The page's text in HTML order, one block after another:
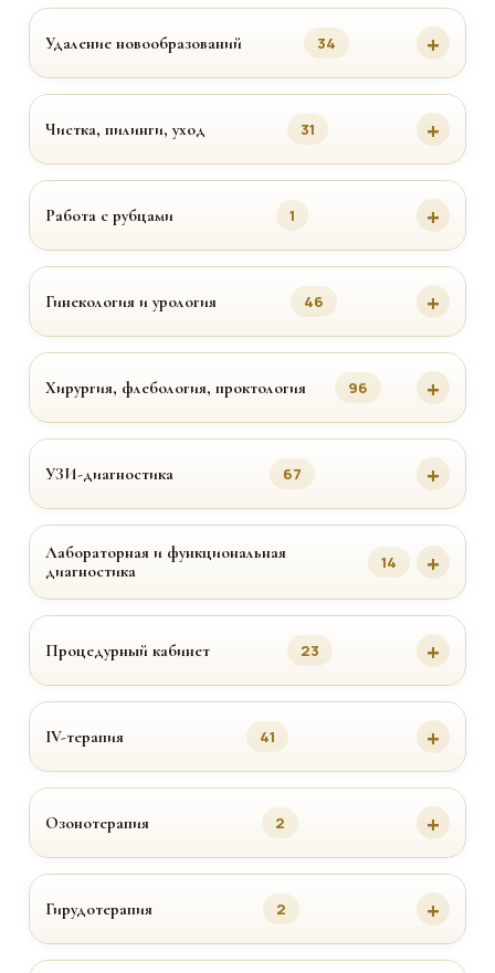
Удаление новообразований 34
Чистка, пилинги, уход 31
Работа с рубцами 1
Гинекология и урология 46
Хирургия, флебология, проктология 96
УЗИ-диагностика 67
Лабораторная и функциональная
диагностика
14
Процедурный кабинет 23
IV-терапия 41
Озонотерапия 2
Гирудотерапия 2